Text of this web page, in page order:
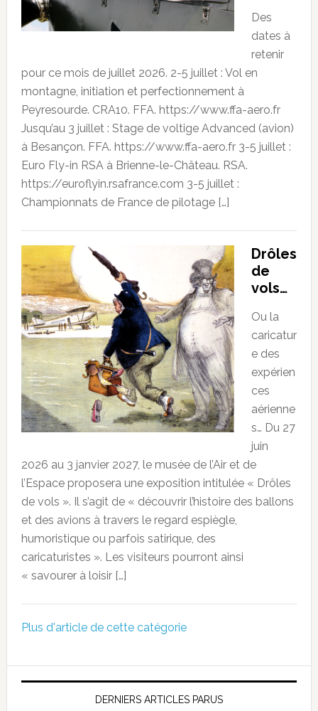
Des
dates à
retenir
pour ce mois de juillet 2026. 2-5 juillet : Vol en
montagne, initiation et perfectionnement à
Peyresourde. CRA10. FFA. https://www.ffa-aero.fr
Jusqu’au 3 juillet : Stage de voltige Advanced (avion)
à Besançon. FFA. https://www.ffa-aero.fr 3-5 juillet :
Euro Fly-in RSA à Brienne-le-Château. RSA.
https://euroflyin.rsafrance.com 3-5 juillet :
Championnats de France de pilotage […]
Drôles
de
vols…
Ou la
caricatur
e des
expérien
ces
aérienne
s… Du 27
juin
2026 au 3 janvier 2027, le musée de l’Air et de
l’Espace proposera une exposition intitulée « Drôles
de vols ». Il s’agit de « découvrir l’histoire des ballons
et des avions à travers le regard espiègle,
humoristique ou parfois satirique, des
caricaturistes ». Les visiteurs pourront ainsi
« savourer à loisir […]
Plus d'article de cette catégorie
DERNIERS ARTICLES PARUS